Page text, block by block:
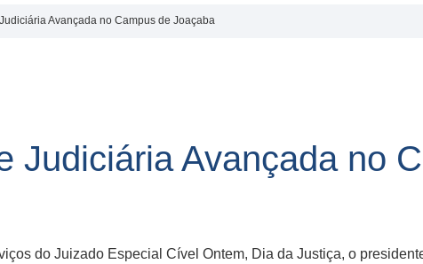
Avançada no Campus de Joaçaba
Judiciária Avançada no
do Juizado Especial Cível Ontem, Dia da Justiça, o